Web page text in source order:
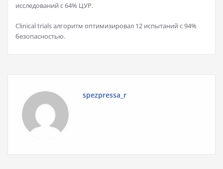
исследований с 64% ЦУР.
Clinical trials алгоритм оптимизировал 12 испытаний с 94%
безопасностью.
spezpressa_r